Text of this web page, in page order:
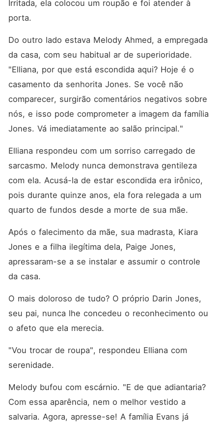
Irritada, ela colocou um roupão e foi atender à
porta.
Do outro lado estava Melody Ahmed, a empregada
da casa, com seu habitual ar de superioridade.
"Elliana, por que está escondida aqui? Hoje é o
casamento da senhorita Jones. Se você não
comparecer, surgirão comentários negativos sobre
nós, e isso pode comprometer a imagem da família
Jones. Vá imediatamente ao salão principal."
Elliana respondeu com um sorriso carregado de
sarcasmo. Melody nunca demonstrava gentileza
com ela. Acusá-la de estar escondida era irônico,
pois durante quinze anos, ela fora relegada a um
quarto de fundos desde a morte de sua mãe.
Após o falecimento da mãe, sua madrasta, Kiara
Jones e a filha ilegítima dela, Paige Jones,
apressaram-se a se instalar e assumir o controle
da casa.
O mais doloroso de tudo? O próprio Darin Jones,
seu pai, nunca lhe concedeu o reconhecimento ou
o afeto que ela merecia.
"Vou trocar de roupa", respondeu Elliana com
serenidade.
Melody bufou com escárnio. "E de que adiantaria?
Com essa aparência, nem o melhor vestido a
salvaria. Agora, apresse-se! A família Evans já